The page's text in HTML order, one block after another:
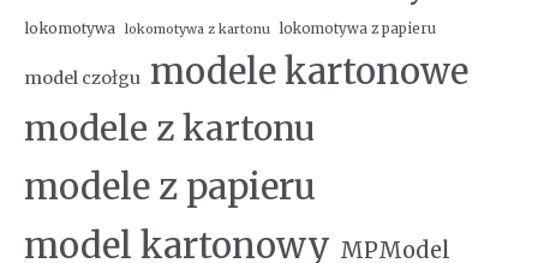
lokomotywa lokomotywa z kartonu lokomotywa z papieru
model czołgu modele kartonowe
modele z kartonu
modele z papieru
model kartonowy MPModel